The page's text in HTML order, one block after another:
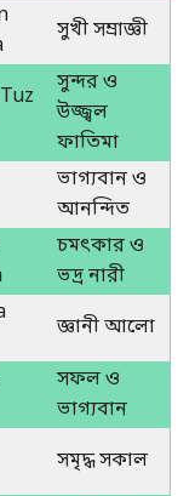
সুখী সম্রাজ্ঞী
সুন্দর ও
উজ্জ্বল
ফাতিমা
ভাগ্যবান ও
আনন্দিত
চমৎকার ও
ভদ্র নারী
জ্ঞানী আলো
সফল ও
ভাগ্যবান
সমৃদ্ধ সকাল